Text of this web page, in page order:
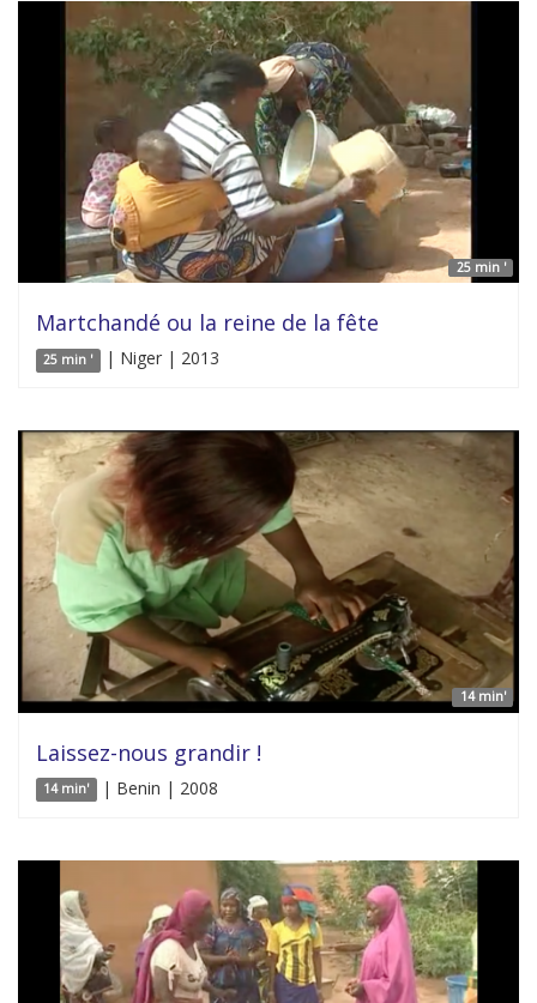
25 min '
Martchandé ou la reine de la fête
25 min ' | Niger | 2013
14 min'
Laissez-nous grandir !
14 min' | Benin | 2008